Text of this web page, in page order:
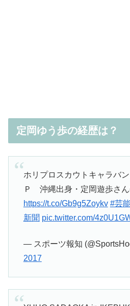
定岡ゆう歩の経歴は？
ホリプロスカウトキャラバ
Ｐ 沖縄出身・定岡遊歩さ
https://t.co/Gb9g5Zoykv #芸
新聞 pic.twitter.com/
— スポーツ報知
2017